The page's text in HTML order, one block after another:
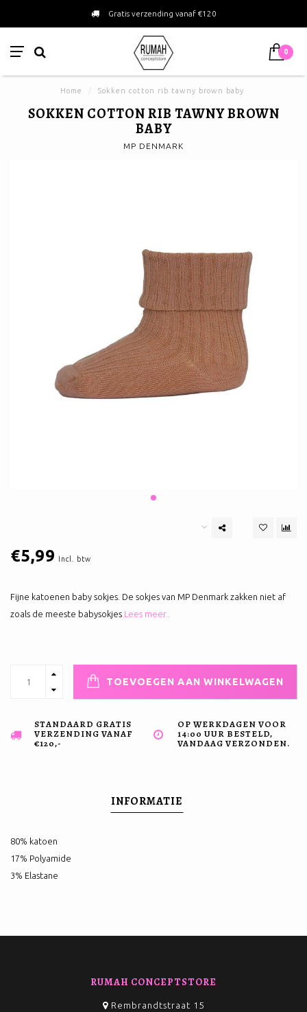
Gratis verzending vanaf €120
0
Home Sokken cotton rib tawny brown baby
SOKKEN COTTON RIB TAWNY BROWN
BABY
MP DENMARK
€5,99 Incl. btw
Fijne katoenen baby sokjes. De sokjes van MP Denmark zakken niet af
zoals de meeste babysokjes Lees meer..
TOEVOEGEN AAN WINKELWAGEN
STANDAARD GRATIS
VERZENDING VANAF
€120,-
OP WERKDAGEN VOOR
14:00 UUR BESTELD,
VANDAAG VERZONDEN.
INFORMATIE
80% katoen
17% Polyamide
3% Elastane
RUMAH CONCEPTSTORE
Rembrandtstraat 15